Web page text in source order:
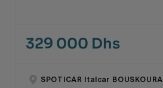
329 000 Dhs
SPOTICAR Italcar BOUSKOURA